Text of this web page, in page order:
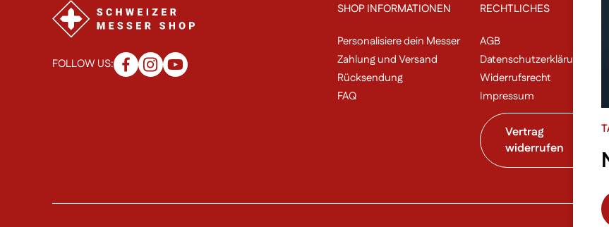
FOLLOW US:
SHOP INFORMATIONEN
Personalisiere dein Messer
Zahlung und Versand
Rücksendung
FAQ
RECHTLICHES
AGB
Datenschutzerklärung
Widerrufsrecht
Impressum
Vertrag
widerrufen